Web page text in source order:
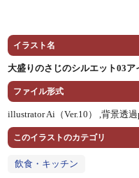
イラスト名
大盛りのさじのシルエット03ア
ファイル形式
illustrator Ai（Ver.10） ,背景透過
このイラストのカテゴリ
飲食・キッチン